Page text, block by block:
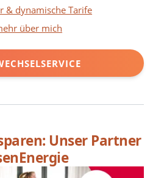
& dynamische Tarife
über mich
Unser Partner